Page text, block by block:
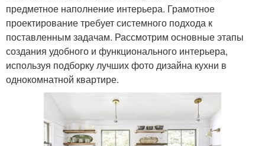
предметное наполнение интерьера. Грамотное
проектирование требует системного подхода к
поставленным задачам. Рассмотрим основные этапы
создания удобного и функционального интерьера,
используя подборку лучших фото дизайна кухни в
однокомнатной квартире.